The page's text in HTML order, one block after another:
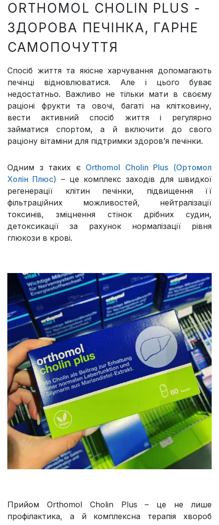
ORTHOMOL CHOLIN PLUS -
ЗДОРОВА ПЕЧІНКА, ГАРНЕ
САМОПОЧУТТЯ
Спосіб життя та якісне харчування допомагають
печінці відновлюватися. Але і цього буває
недостатньо. Важливо не тільки мати в своєму
раціоні фрукти та овочі, багаті на клітковину,
вести активний спосіб життя і регулярно
займатися спортом, а й включити до свого
раціону вітаміни для підтримки здоров’я печінки.
Одним з таких є Orthomol Cholin Plus (Ортомол
Холін Плюс) – це комплекс заходів для швидкої
регенерації клітин печінки, підвищення її
фільтраційних можливостей, нейтралізації
токсинів, зміцнення стінок дрібних судин,
детоксикації за рахунок нормалізації рівня
глюкози в крові.
Прийом Orthomol Cholin Plus – це не лише
профілактика, а й комплексна терапія хвороб